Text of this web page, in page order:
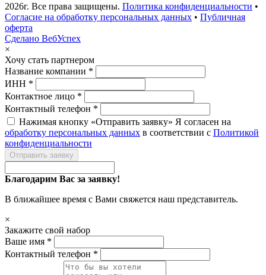
2026г. Все права защищены. Политика конфиденциальности •
Согласие на обработку персональных данных • Публичная
оферта
Сделано ВебУспех
×
Хочу стать партнером
Название компании *
ИНН *
Контактное лицо *
Контактный телефон *
Нажимая кнопку «Отправить заявку» Я согласен на
обработку персональных данных в соответствии с Политикой
конфиденциальности
Отправить заявку
Благодарим Вас за заявку!
В ближайшее время с Вами свяжется наш представитель.
×
Закажите свой набор
Ваше имя *
Контактный телефон *